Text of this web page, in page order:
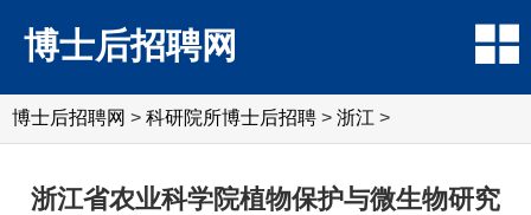
博士后招聘网
博士后招聘网 > 科研院所博士后招聘 > 浙江 >
浙江省农业科学院植物保护与微生物研究